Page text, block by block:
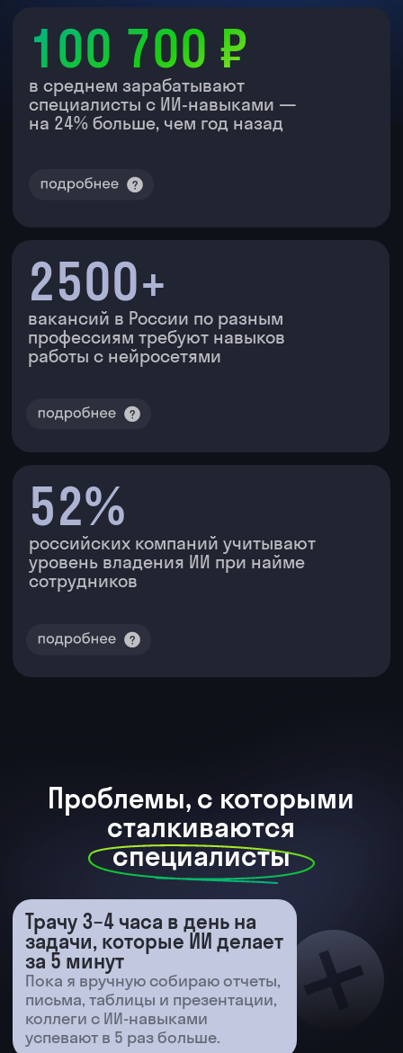
Трачу 3−4 часа в день на
задачи, которые ИИ делает
за 5 минут
Пока я вручную собираю отчеты,
письма, таблицы и презентации,
коллеги с ИИ-навыками
успевают в 5 раз больше.
не понимаю, как
компаний при найме, без них
кандидаты уступают в зарплате
Слышу про ИИ везде, но
не понимаю, с чего
начать
Не знаю, как правильно
задавать вопросы нейросетям
и встраивать ИИ в свою работу.
Нагрузка растет,
зарплата стоит на месте
Работаю больше, а ценность
на рынке не растет. Специалисты
я хочу так же.
Смотрел ютуб, читал
программа с практикой
а не советы и разрозненные
факты.
Кому подойдет курс
«Нейросети для работы»
Маркетологам, рекрутерам,
менеджерам
Получите конкретные инструменты для
генерации контента, обработки данных,
создания материалов для внутренних
и внешних задач.